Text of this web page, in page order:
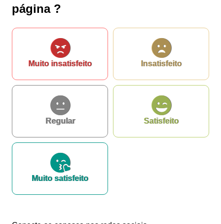
página ?
Muito insatisfeito Insatisfeito
Regular Satisfeito
Muito satisfeito